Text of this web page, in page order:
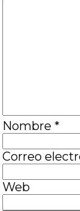
Nombre *
Correo
Web